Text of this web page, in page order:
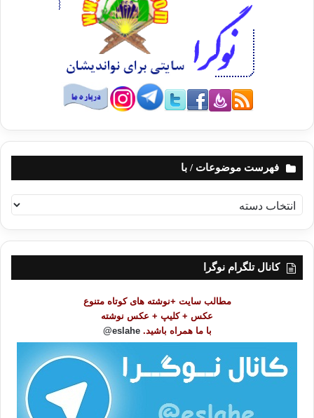
فهرست موضوعات / با
ه
ر
کانال تلگرام نوگرا
مطالب سایت +نوشته های کوتاه متنوع
عکس + کلیپ + عکس نوشته
با ما همراه باشید. eslahe@